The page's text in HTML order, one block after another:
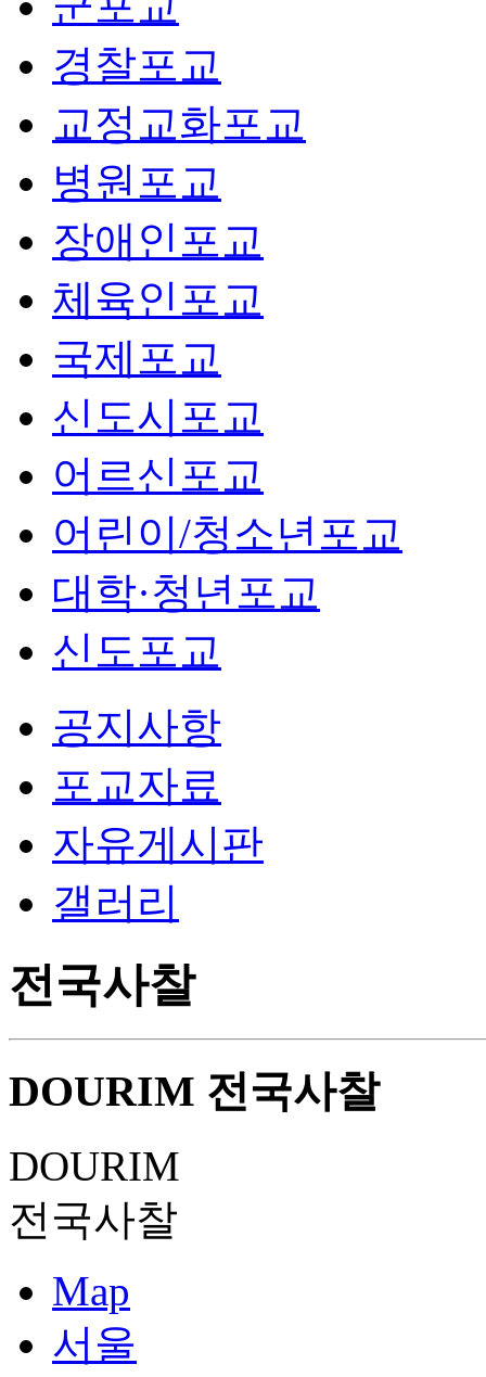
경찰포교
교정교화포교
병원포교
장애인포교
체육인포교
국제포교
신도시포교
어르신포교
어린이/청소년포교
대학·청년포교
신도포교
공지사항
포교자료
자유게시판
갤러리
전국사찰
DOURIM 전국사찰
DOURIM
전국사찰
Map
서울